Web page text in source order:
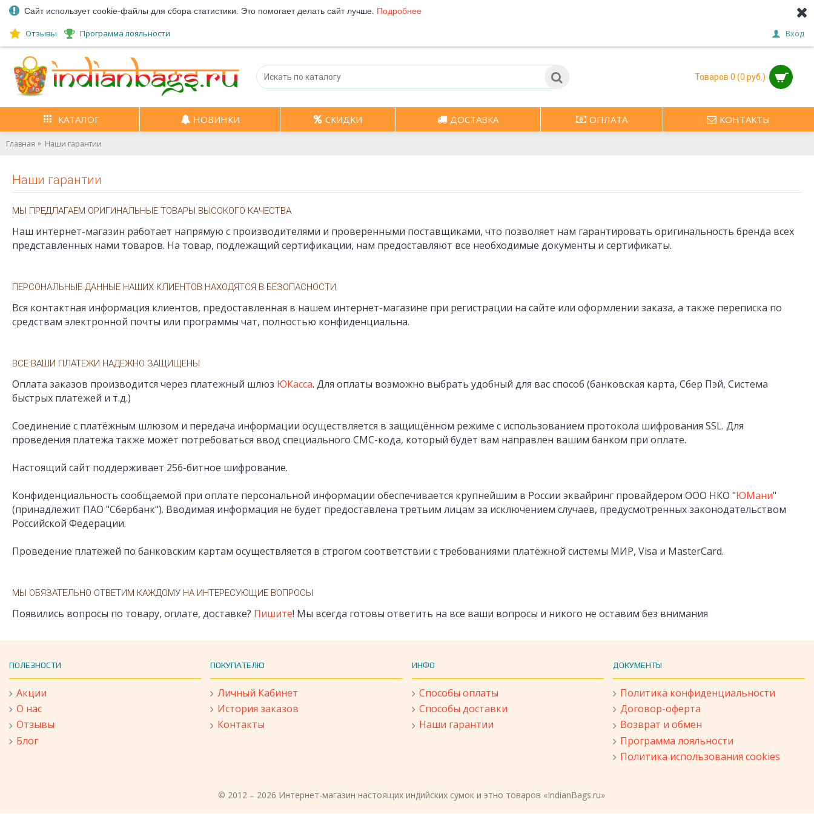
Сайт использует cookie-файлы для сбора статистики. Это помогает делать сайт лучше. Подробнее
Отзывы Программа лояльности Вход
Товаров 0 (0 руб.)
КАТАЛОГ НОВИНКИ СКИДКИ ДОСТАВКА ОПЛАТА КОНТАКТЫ
Главная Наши гарантии
Наши гарантии
МЫ ПРЕДЛАГАЕМ ОРИГИНАЛЬНЫЕ ТОВАРЫ ВЫСОКОГО КАЧЕСТВА
Наш интернет-магазин работает напрямую с производителями и проверенными поставщиками, что позволяет нам гарантировать оригинальность бренда всех
представленных нами товаров. На товар, подлежащий сертификации, нам предоставляют все необходимые документы и сертификаты.
ПЕРСОНАЛЬНЫЕ ДАННЫЕ НАШИХ КЛИЕНТОВ НАХОДЯТСЯ В БЕЗОПАСНОСТИ
Вся контактная информация клиентов, предоставленная в нашем интернет-магазине при регистрации на сайте или оформлении заказа, а также переписка по
средствам электронной почты или программы чат, полностью конфиденциальна.
ВСЕ ВАШИ ПЛАТЕЖИ НАДЕЖНО ЗАЩИЩЕНЫ
Оплата заказов производится через платежный шлюз ЮКасса. Для оплаты возможно выбрать удобный для вас способ (банковская карта, Сбер Пэй, Система
быстрых платежей и т.д.)
Соединение с платёжным шлюзом и передача информации осуществляется в защищённом режиме с использованием протокола шифрования SSL. Для
проведения платежа также может потребоваться ввод специального СМС-кода, который будет вам направлен вашим банком при оплате.
Настоящий сайт поддерживает 256-битное шифрование.
Конфиденциальность сообщаемой при оплате персональной информации обеспечивается крупнейшим в России эквайринг провайдером ООО НКО "ЮМани"
(принадлежит ПАО "Сбербанк"). Вводимая информация не будет предоставлена третьим лицам за исключением случаев, предусмотренных законодательством
Российской Федерации.
Проведение платежей по банковским картам осуществляется в строгом соответствии с требованиями платёжной системы МИР, Visa и MasterCard.
МЫ ОБЯЗАТЕЛЬНО ОТВЕТИМ КАЖДОМУ НА ИНТЕРЕСУЮЩИЕ ВОПРОСЫ
Появились вопросы по товару, оплате, доставке? Пишите! Мы всегда готовы ответить на все ваши вопросы и никого не оставим без внимания
ПОЛЕЗНОСТИ
Акции
О нас
Отзывы
Блог
ПОКУПАТЕЛЮ
Личный Кабинет
История заказов
Контакты
ИНФО
Способы оплаты
Способы доставки
Наши гарантии
ДОКУМЕНТЫ
Политика конфиденциальности
Договор-оферта
Возврат и обмен
Программа лояльности
Политика использования cookies
© 2012 – 2026 Интернет-магазин настоящих индийских сумок и этно товаров «IndianBags.ru»